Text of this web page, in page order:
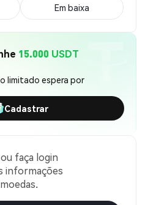
Em baixa
15.000 USDT
limitado espera por
Cadastrar
faça login
informações